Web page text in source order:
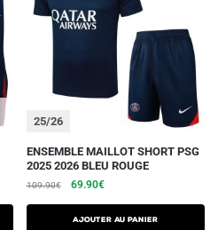
être
choisies
page
du
25/26
ENSEMBLE MAILLOT SHORT PSG
2025 2026 BLEU ROUGE
109.90€
Le
initial
69.90€Le
actuel
AJOUTER AU PANIER
Ce
produit
a
plusieurs